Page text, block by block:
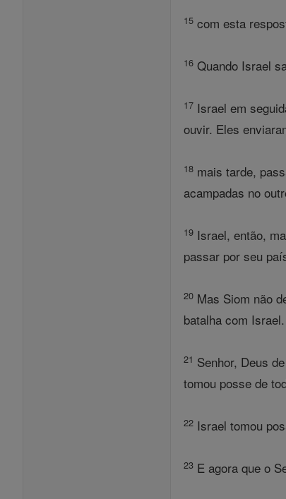
15 com esta
16 Quando Israel
17 Israel em
ouvir. Eles
18 mais tarde,
acampadas no
19 Israel, então,
passar por seu
20 Mas Siom não
batalha com Israel.
21 Senhor, Deus
tomou posse de
22 Israel tomou
23 E agora que o